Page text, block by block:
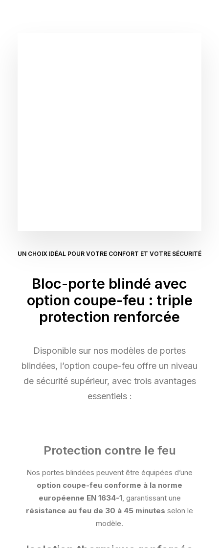
UN CHOIX IDÉAL POUR VOTRE CONFORT ET VOTRE SÉCURITÉ
Bloc-porte blindé avec
option coupe-feu : triple
protection renforcée
Disponible sur nos modèles de portes
blindées, l’option coupe-feu offre un niveau
de sécurité supérieur, avec trois avantages
essentiels :
Protection contre le feu
Nos portes blindées peuvent être équipées d’une
option coupe-feu conforme à la norme
européenne EN 1634-1, garantissant une
résistance au feu de 30 à 45 minutes selon le
modèle.